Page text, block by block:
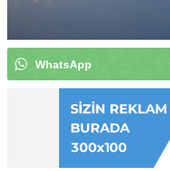
WhatsApp